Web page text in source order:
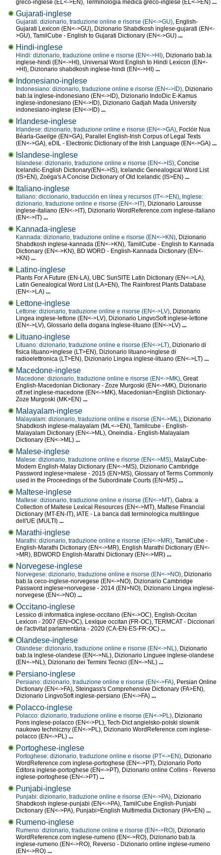
greco-inglese (EL<->EN), Terminologia medica greco-inglese (EL<->EN) ...
Gujarati-inglese
Gujarati: dizionario, traduzione online e risorse (EN<->GU), English-
Gujarati Lexicon (EN<->GU), Dizionario Shabdkosh inglese-gujarati (EN<-
>GU), TamilCube - English to Gujarati Dictionary (EN<->GU) ...
Hindi-inglese
Hindi: dizionario, traduzione online e risorse (EN<->HI), Dizionario bab.la
inglese-hindi (EN<->HI), Universal Word English to Hindi Lexicon (EN<-
>HI), Dizionario shabdkosh inglese-hindi (EN<->HI) ...
Indonesiano-inglese
Indonesiano: dizionario, traduzione online e risorse (EN<->ID), Dizionario
bab.la inglese-indonesiano (EN<->ID), Dizionario IndoDic E-Kamus
inglese-indonesiano (EN<->ID), Dizionario Gadjah Mada University
indonesiano-inglese (EN<->ID) ...
Irlandese-inglese
Irlandese: dizionario, traduzione online e risorse (EN<->GA), Foclóir Nua
Béarla-Gaeilge (EN>GA), Parallel English-Irish Corpus of Legal Texts
(EN<->GA), eDIL - Electronic Dictionary of the Irish Language (EN<->GA) ...
Islandese-inglese
Islandese: dizionario, traduzione online e risorse (EN<->IS), Concise
Icelandic-English Dictionary(EN<->IS), Icelandic Genealogical Word List
(IS>EN), Zoëga's A Concise Dictionary of Old Icelandic (IS>EN) ...
Italiano-inglese
Italiano: diccionario, traducción en línea y recursos (IT<->EN), Inglese:
dizionario, traduzione online e risorse (EN<->IT), Dizionario Larousse
inglese-italiano (EN<->IT), Dizionario WordReference.com inglese-italiano
(EN<->IT) ...
Kannada-inglese
Kannada: dizionario, traduzione online e risorse (EN<->KN), Dizionario
Shabdkosh inglese-kannada (EN<->KN), TamilCube - English to Kannada
Dictionary (EN<->KN), BD WORD - English-Kannada Dictionary (EN<-
>KN) ...
Latino-inglese
Plants For A Future (EN-LA), UBC SunSITE Latin Dictionary (EN<->LA),
Latin Genealogical Word List (LA>EN), The Rainforest Plants Database
(EN<->LA) ...
Lettone-inglese
Lettone: dizionario, traduzione online e risorse (EN<->LV), Dizionario
Lingea inglese-lettone (EN<->LV), Dizionario LingvoSoft inglese-lettone
(EN<->LV), Glossario della dogana inglese-lituano (EN<->LV) ...
Lituano-inglese
Lituano: dizionario, traduzione online e risorse (EN<->LT), Dizionario di
fisica lituano>inglese (LT>EN), Dizionario lituano>inglese di
radioelettronica (LT>EN), Dizionario Lingea inglese-lituano (EN<->LT) ...
Macedone-inglese
Macedone: dizionario, traduzione online e risorse (EN<->MK), Great
English-Macedonian Dictionary - Zoze Murgoski (EN<->MK), Dizionario
off.net inglese-macedone (EN<->MK), Macedonian>English Dictionary-
Zoze Murgoski (MK>EN) ...
Malayalam-inglese
Malayalam: dizionario, traduzione online e risorse (EN<->ML), Dizionario
Shabdkosh inglese-malayalam (ML<->EN), Tamilcube - English-
Malayalam Dictionary (EN<->ML), Oneindia.- English-Malayalam
Dictionary (EN<->ML) ...
Malese-inglese
Malese: dizionario, traduzione online e risorse (EN<->MS), MalayCube-
Modern English-Malay Dictionary (EN<->MS), Dizionario Cambridge
Password inglese>malese - 2015 (EN>MS), Glossary of Terms Commonly
used in the Proceedings of the Subordinate Courts (EN>MS) ...
Maltese-inglese
Maltese: dizionario, traduzione online e risorse (EN<->MT), Gabra: a
Collection of Maltese Lexical Resources (EN<->MT), Maltese Financial
Dictionary (MT-EN-IT), IATE - La banca dati terminologica multilingue
dell'UE (MULTI) ...
Marathi-inglese
Marathi: dizionario, traduzione online e risorse (EN<->MR), TamilCube -
English-Marathi Dictionary (EN<->MR), English Marathi Dictionary (EN<-
>MR), BDWORD English-Marathi Dictionary (EN<->MR) ...
Norvegese-inglese
Norvegese: dizionario, traduzione online e risorse (EN<->NO), Dizionario
bab.la ceco-inglese-norvegese (EN<->NO), Dizionario Cambridge
Password inglese>norvegese - 2014 (EN>NO), Dizionario Lingea inglese-
norvegese (EN<->NO) ...
Occitano-inglese
Lessico di informatica inglese-occitano (EN<->OC), English-Occitan
Lexicon - 2007 (EN>OC), Lexique occitan (FR-OC), TERMCAT - Diccionari
de l'activitat parlamentària - 2020 (CA-EN-ES-FR-OC) ...
Olandese-inglese
Olandese: dizionario, traduzione online e risorse (EN<->NL), Dizionario
bab.la inglese-olandese (EN<->NL), Dizionario Linguee inglese-olandese
(EN<->NL), Dizionario dei Termini Tecnici (EN<->NL) ...
Persiano-inglese
Persiano: dizionario, traduzione online e risorse (EN<->FA), Persian Online
Dictionary (EN<->FA), Steingass's Comprehensive Dictionary (FA>EN),
Dizionario LingvoSoft inglese-persiano (EN<->FA) ...
Polacco-inglese
Polacco: dizionario, traduzione online e risorse (EN<->PL), Dizionario
Pons inglese-polacco (EN<->PL), Tech-Dict angielsko-polski slownik
naukowo techniczny (EN<->PL), Dizionario WordReference.com inglese-
polacco (EN<->PL) ...
Portoghese-inglese
Portoghese: dizionario, traduzione online e risorse (PT<->EN), Dizionario
WordReference.com inglese-portoghese (EN<->PT), Dizionario Porto
Editora inglese-portoghese (EN<->PT), Dizionario online Collins - Reverso
inglese-portoghese (EN<->PT) ...
Punjabi-inglese
Punjabi: dizionario, traduzione online e risorse (EN<->PA), Dizionario
Shabdkosh inglese-punjabi (EN<->PA), TamilCube English-Punjabi
Dictionary (EN<->PA), Punjabi>English Multimedia Dictionary (PA>EN) ...
Rumeno-inglese
Rumeno: dizionario, traduzione online e risorse (EN<->RO), Dizionario
WordReference.com inglese-rumeno (EN<->RO), Dizionario bab.la
inglese-rumeno (EN<->RO), Reverso - Dizionario online inglese-rumeno
(EN<->RO) ...